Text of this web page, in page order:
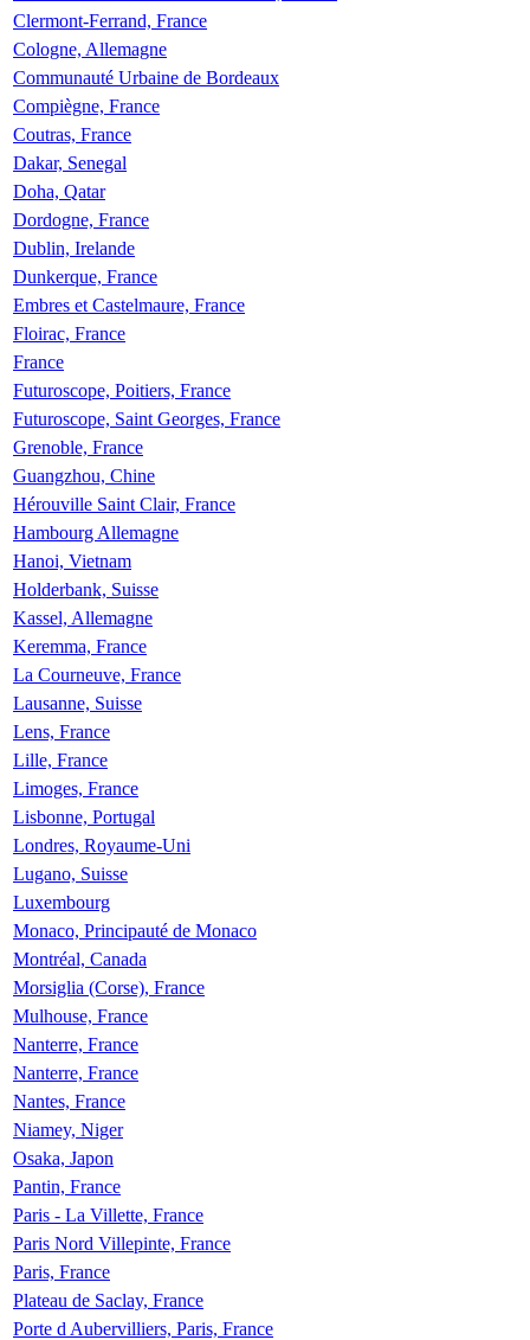
Clermont-Ferrand, France
Cologne, Allemagne
Communauté Urbaine de Bordeaux
Compiègne, France
Coutras, France
Dakar, Senegal
Doha, Qatar
Dordogne, France
Dublin, Irelande
Dunkerque, France
Embres et Castelmaure, France
Floirac, France
France
Futuroscope, Poitiers, France
Futuroscope, Saint Georges, France
Grenoble, France
Guangzhou, Chine
Hérouville Saint Clair, France
Hambourg Allemagne
Hanoi, Vietnam
Holderbank, Suisse
Kassel, Allemagne
Keremma, France
La Courneuve, France
Lausanne, Suisse
Lens, France
Lille, France
Limoges, France
Lisbonne, Portugal
Londres, Royaume-Uni
Lugano, Suisse
Luxembourg
Monaco, Principauté de Monaco
Montréal, Canada
Morsiglia (Corse), France
Mulhouse, France
Nanterre, France
Nanterre, France
Nantes, France
Niamey, Niger
Osaka, Japon
Pantin, France
Paris - La Villette, France
Paris Nord Villepinte, France
Paris, France
Plateau de Saclay, France
Porte d Aubervilliers, Paris, France